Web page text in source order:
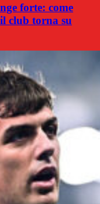
forte: come
club torna su